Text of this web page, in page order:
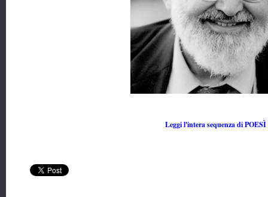
Leggi l'intera sequenza di POESÌ